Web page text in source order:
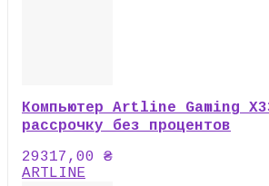
Компьютер Artline Gaming
рассрочку без процентов
29317,00 ₴
ARTLINE